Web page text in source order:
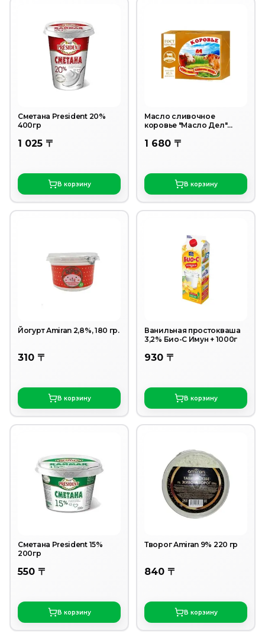
Сметана President 20%
400гр
1 025 〒
В корзину
Масло сливочное
коровье "Масло Дел"
1 680 〒
В корзину
Йогурт Аmiran 2,8%, 180 гр.
310 〒
В корзину
Ванильная простокваша
3,2% Био-С Имун + 1000г
930 〒
В корзину
Сметана President 15%
200гр
550 〒
В корзину
Творог Аmiran 9% 220 гр
840 〒
В корзину